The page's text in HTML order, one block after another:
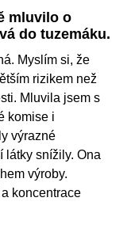
mluvilo o
do tuzemáku.
Myslím si, že
rizikem než
Mluvila jsem s
komise i
výrazné
látky snížily. Ona
výroby.
koncentrace